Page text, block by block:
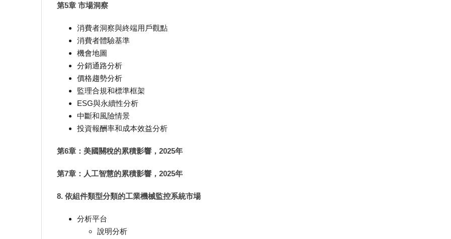
第5章 市場洞察
消費者洞察與終端用戶觀點
消費者體驗基準
機會地圖
分銷通路分析
價格趨勢分析
監理合規和標準框架
ESG與永續性分析
中斷和風險情景
投資報酬率和成本效益分析
第6章：美國關稅的累積影響，2025年
第7章：人工智慧的累積影響，2025年
8. 依組件類型分類的工業機械監控系統市場
分析平台
說明分析